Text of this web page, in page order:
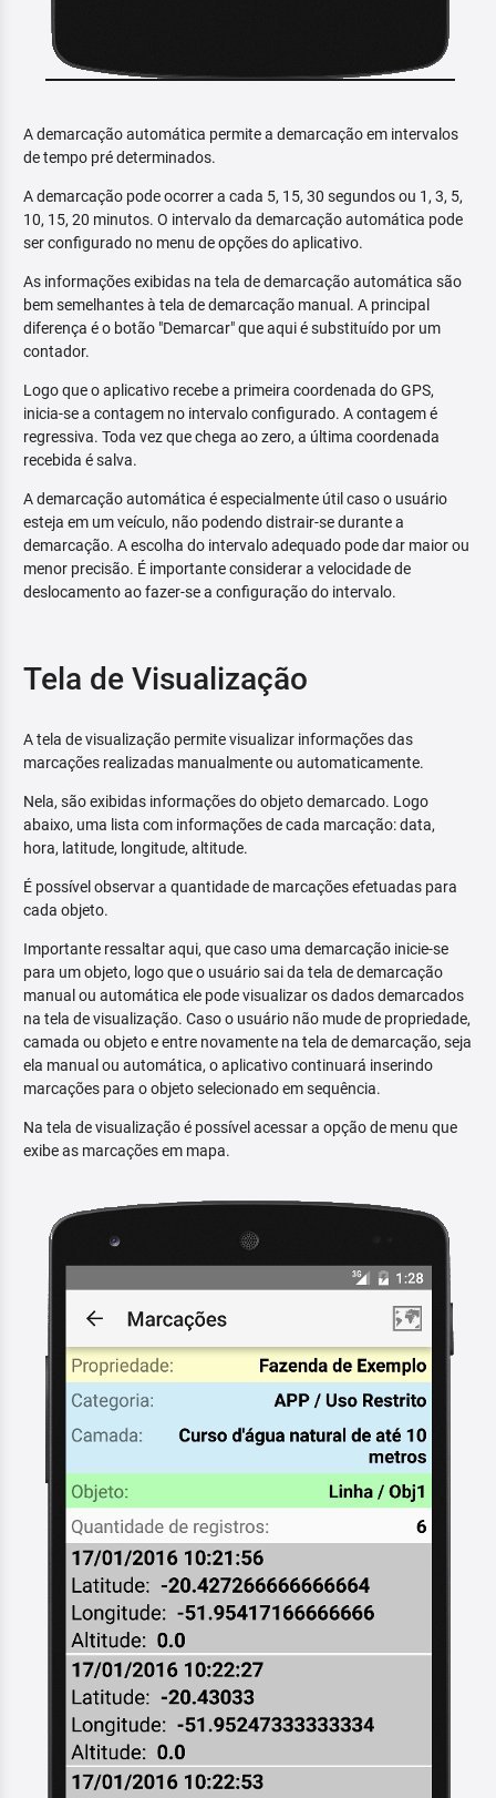
A demarcação automática permite a demarcação em intervalos
de tempo pré determinados.
A demarcação pode ocorrer a cada 5, 15, 30 segundos ou 1, 3, 5,
10, 15, 20 minutos. O intervalo da demarcação automática pode
ser configurado no menu de opções do aplicativo.
As informações exibidas na tela de demarcação automática são
bem semelhantes à tela de demarcação manual. A principal
diferença é o botão "Demarcar" que aqui é substituído por um
contador.
Logo que o aplicativo recebe a primeira coordenada do GPS,
inicia-se a contagem no intervalo configurado. A contagem é
regressiva. Toda vez que chega ao zero, a última coordenada
recebida é salva.
A demarcação automática é especialmente útil caso o usuário
esteja em um veículo, não podendo distrair-se durante a
demarcação. A escolha do intervalo adequado pode dar maior ou
menor precisão. É importante considerar a velocidade de
deslocamento ao fazer-se a configuração do intervalo.
Tela de Visualização
A tela de visualização permite visualizar informações das
marcações realizadas manualmente ou automaticamente.
Nela, são exibidas informações do objeto demarcado. Logo
abaixo, uma lista com informações de cada marcação: data,
hora, latitude, longitude, altitude.
É possível observar a quantidade de marcações efetuadas para
cada objeto.
Importante ressaltar aqui, que caso uma demarcação inicie-se
para um objeto, logo que o usuário sai da tela de demarcação
manual ou automática ele pode visualizar os dados demarcados
na tela de visualização. Caso o usuário não mude de propriedade,
camada ou objeto e entre novamente na tela de demarcação, seja
ela manual ou automática, o aplicativo continuará inserindo
marcações para o objeto selecionado em sequência.
Na tela de visualização é possível acessar a opção de menu que
exibe as marcações em mapa.